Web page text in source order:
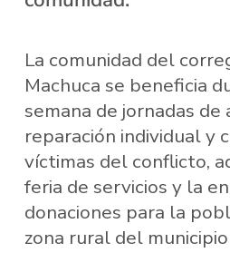
La comunidad del
Machuca se beneficia
semana de jornadas
reparación individual y
víctimas del conflicto,
feria de servicios y la
donaciones para la
zona rural del